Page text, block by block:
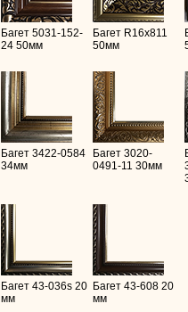
Багет 5031-152-
24 50мм
Багет R16х811
50мм
Багет 3422-0584
34мм
Багет 3020-
0491-11 30мм
Багет 43-036s 20
мм
Багет 43-608 20
мм